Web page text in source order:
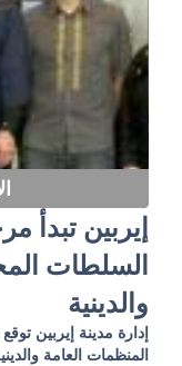
إيربين تبدأ
السلطات
والدينية
إدارة مدينة إيربين
المنظمات العامة